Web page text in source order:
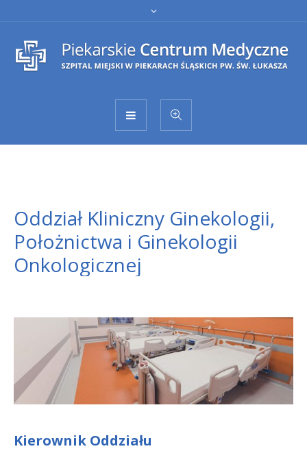
Oddział Kliniczny Ginekologii,
Położnictwa i Ginekologii
Onkologicznej
Kierownik Oddziału